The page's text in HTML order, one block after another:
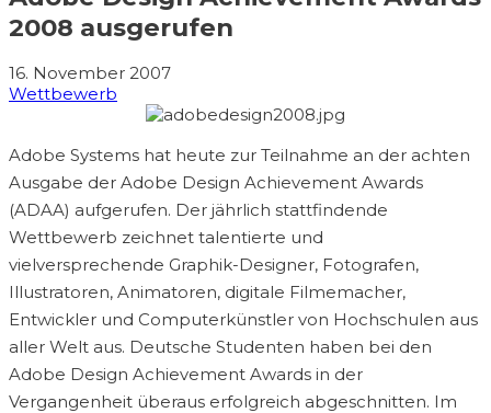
2008 ausgerufen
16. November 2007
Wettbewerb
Adobe Systems hat heute zur Teilnahme an der achten
Ausgabe der Adobe Design Achievement Awards
(ADAA) aufgerufen. Der jährlich stattfindende
Wettbewerb zeichnet talentierte und
vielversprechende Graphik-Designer, Fotografen,
Illustratoren, Animatoren, digitale Filmemacher,
Entwickler und Computerkünstler von Hochschulen aus
aller Welt aus. Deutsche Studenten haben bei den
Adobe Design Achievement Awards in der
Vergangenheit überaus erfolgreich abgeschnitten. Im